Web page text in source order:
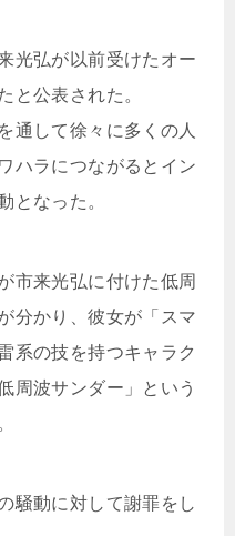
光弘が以前受けたオー
と公表された。
通して徐々に多くの人
ハラにつながるとイン
となった。
市来光弘に付けた低周
分かり、彼女が「スマ
系の技を持つキャラク
周波サンダー」という
騒動に対して謝罪をし